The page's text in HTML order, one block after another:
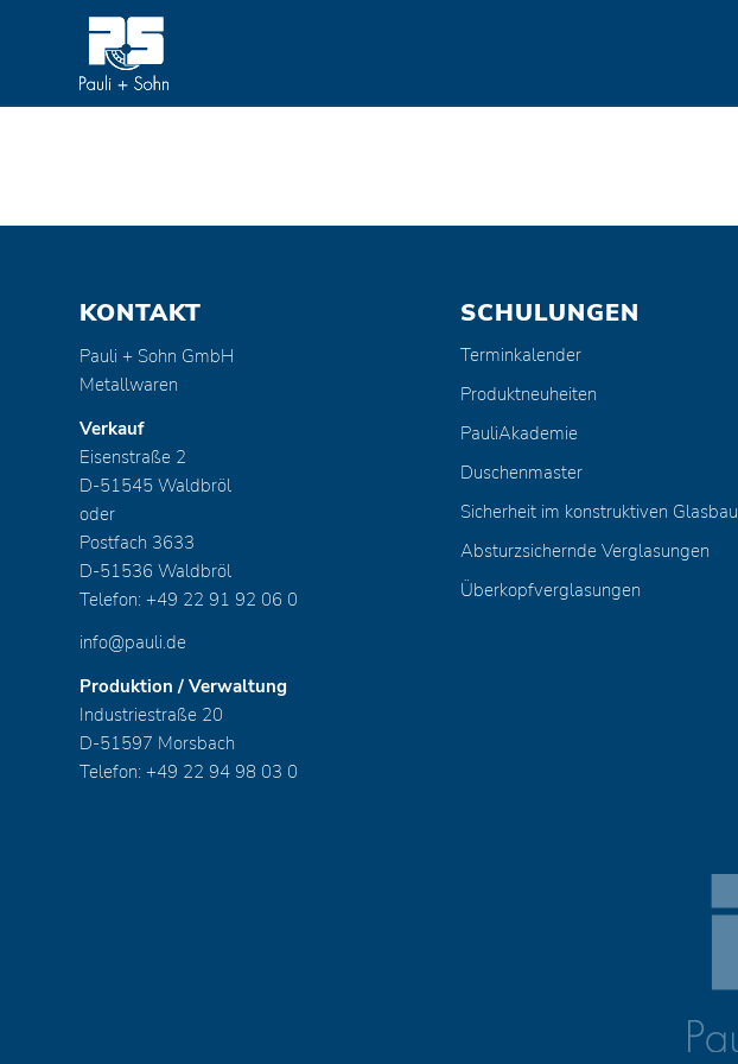
KONTAKT
Pauli + Sohn GmbH
Metallwaren
Verkauf
Eisenstraße 2
D-51545 Waldbröl
oder
Postfach 3633
D-51536 Waldbröl
Telefon: +49 22 91 92 06 0
info@pauli.de
Produktion / Verwaltung
Industriestraße 20
D-51597 Morsbach
Telefon: +49 22 94 98 03 0
SCHULUNGEN
Terminkalender
Produktneuheiten
PauliAkademie
Duschenmaster
Sicherheit im konstruktiven Glasbau
Absturzsichernde Verglasungen
Überkopfverglasungen